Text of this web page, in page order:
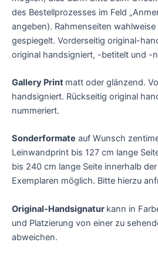
des Bestellprozesses im Feld
angeben). Rahmenseiten
gespiegelt. Vorderseitig original-
original handsigniert, -betitelt und -
Gallery Print matt oder glänzend.
handsigniert. Rückseitig original
nummeriert.
Sonderformate auf Wunsch
Leinwandprint bis 127 cm lange
bis 240 cm lange Seite innerhalb
Exemplaren möglich. Bitte hierzu
Original-Handsignatur kann in
und Platzierung von einer zu
abweichen.